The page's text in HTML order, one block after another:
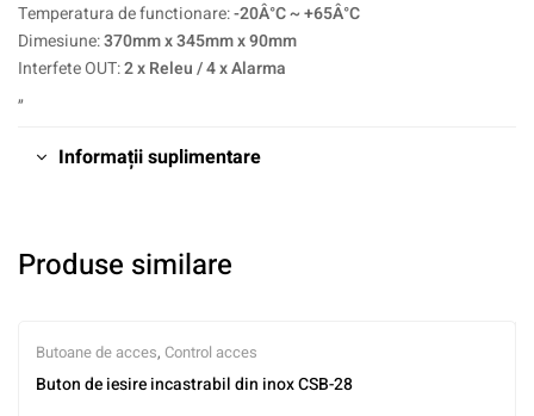
Temperatura de functionare:-20Â°C ~ +65Â°C
Dimesiune:370mm x 345mm x 90mm
Interfete OUT:2 x Releu / 4 x Alarma
„
Informații suplimentare
Produse similare
Butoane de acces, Control acces
Buton de iesire incastrabil din inox CSB-28